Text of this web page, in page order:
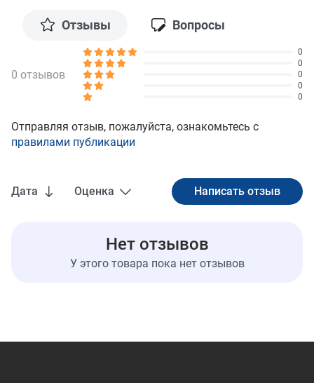
Отзывы Вопросы
Дата Оценка
Нет отзывов
У этого товара пока нет отзывов
0 отзывов
0
0
0
0
0
Отправляя отзыв, пожалуйста, ознакомьтесь с
правилами публикации